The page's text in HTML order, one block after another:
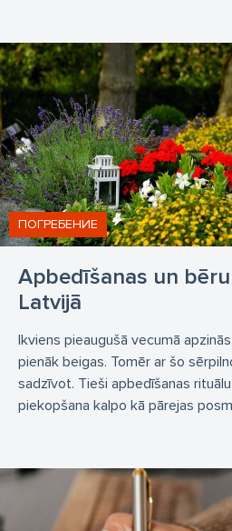
Apbedīšanas un
Latvijā
ПОГРЕБЕНИЕ
Ikviens pieaugušā vecumā
pienāk beigas. Tomēr ar šo
sadzīvot. Tieši apbedīšanas
piekopšana kalpo kā pārejas